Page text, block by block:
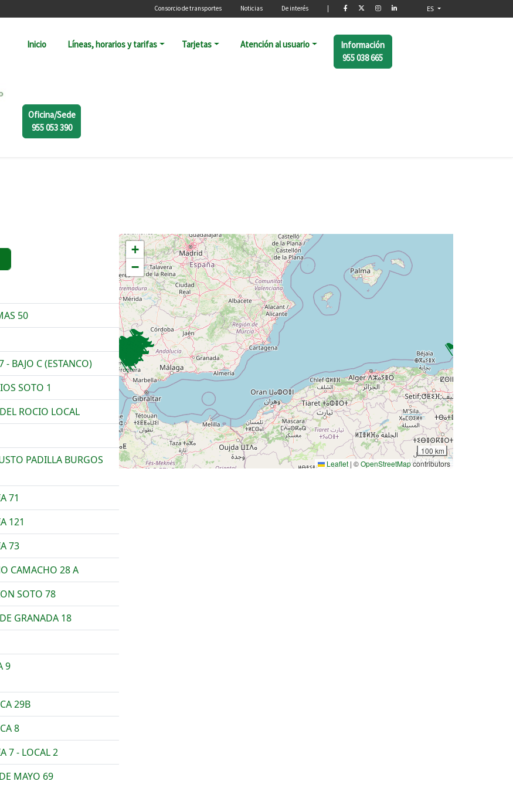
Menú secundario
Consorcio de transportes Noticias De interés ES
Inicio Líneas, horarios y tarifas Tarjetas Atención al usuario
Información
955 038 665
Oficina/Sede
955 053 390
50
- BAJO C (ESTANCO)
SOTO 1
ROCIO LOCAL
PADILLA BURGOS
71
121
73
CAMACHO 28 A
SOTO 78
GRANADA 18
9
29B
8
7 - LOCAL 2
MAYO 69
+
−
100 km
Leaflet | ©OpenStreetMapcontributors